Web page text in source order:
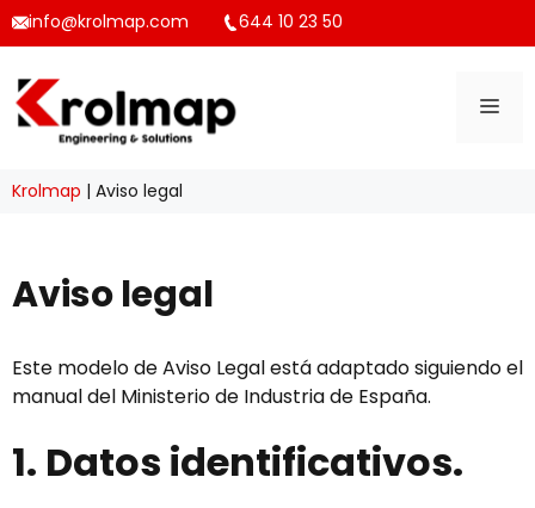
Saltar
al
info@krolmap.com 644 10 23 50
Krolmap | Aviso legal
Aviso legal
Este modelo de Aviso Legal está adaptado siguiendo el
manual del Ministerio de Industria de España.
1. Datos identificativos.